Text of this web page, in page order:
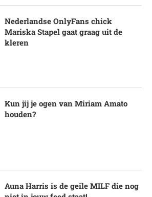
Nederlandse OnlyFans chick
Mariska Stapel gaat graag uit de
kleren
Kun jij je ogen van Miriam Amato
houden?
Auna Harris is de geile MILF die nog